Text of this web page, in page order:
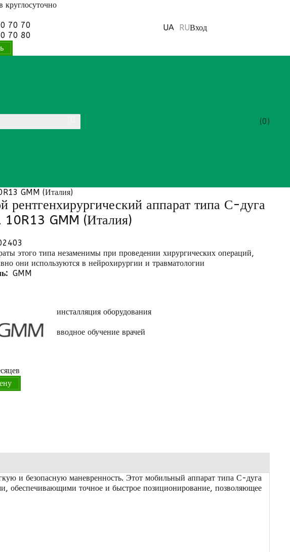
круглосуточно
70 70
70 80
UA RUВход
0
GMM (Италия)
рентгенхирургический аппарат типа С-дуга
10R13 GMM (Италия)
этого типа незаменимы при проведении хирургических операций,
они используются в нейрохирургии и травматологии
GMM
инсталляция оборудования
вводное обучение врачей
и безопасную маневренность. Этот мобильный аппарат типа С-дуга
обеспечивающими точное и быстрое позиционирование, позволяющее